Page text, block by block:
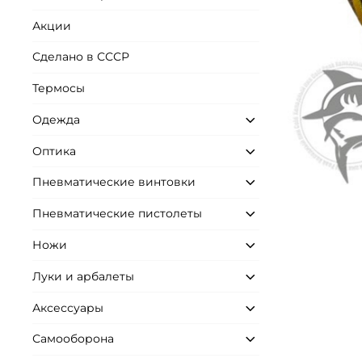
Акции
Сделано в СССР
Термосы
Одежда
Оптика
Пневматические винтовки
Пневматические пистолеты
Ножи
Луки и арбалеты
Аксессуары
Самооборона